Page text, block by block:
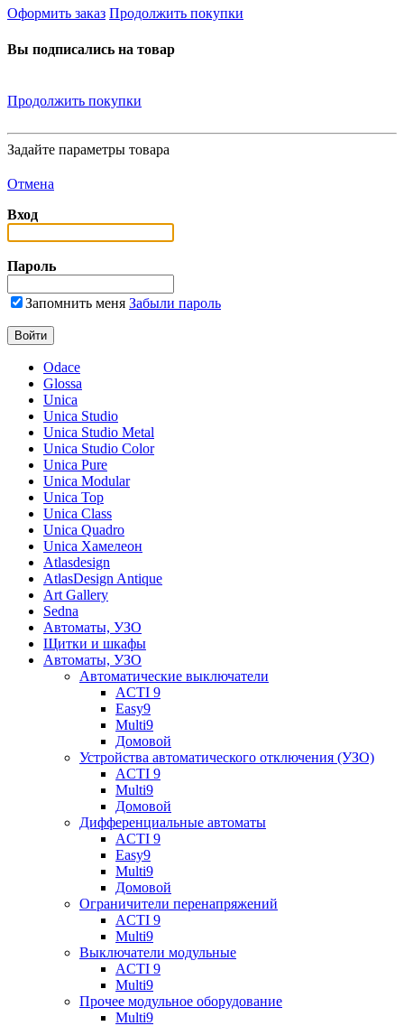
Оформить заказ Продолжить покупки
Вы подписались на товар
Продолжить покупки
Задайте параметры товара
Отмена
Вход
Пароль
Запомнить меня Забыли пароль
Odace
Glossa
Unica
Unica Studio
Unica Studio Metal
Unica Studio Color
Unica Pure
Unica Modular
Unica Top
Unica Class
Unica Quadro
Unica Хамелеон
Atlasdesign
AtlasDesign Antique
Art Gallery
Sedna
Автоматы, УЗО
Щитки и шкафы
Автоматы, УЗО
Автоматические выключатели
ACTI 9
Easy9
Multi9
Домовой
Устройства автоматического отключения (УЗО)
ACTI 9
Multi9
Домовой
Дифференциальные автоматы
ACTI 9
Easy9
Multi9
Домовой
Ограничители перенапряжений
ACTI 9
Multi9
Выключатели модульные
ACTI 9
Multi9
Прочее модульное оборудование
Multi9